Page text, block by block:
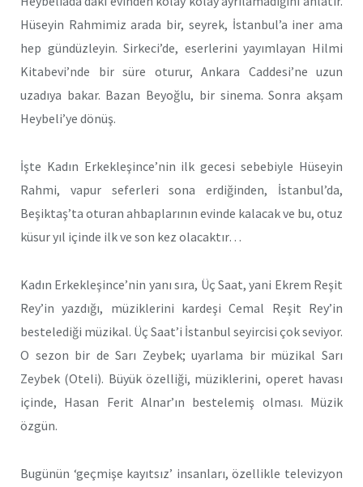
Hüseyin Rahmimiz arada bir, seyrek, İstanbul’a iner ama
hep gündüzleyin. Sirkeci’de, eserlerini yayımlayan Hilmi
Kitabevi’nde bir süre oturur, Ankara Caddesi’ne uzun
uzadıya bakar. Bazan Beyoğlu, bir sinema. Sonra akşam
Heybeli’ye dönüş.
İşte Kadın Erkekleşince’nin ilk gecesi sebebiyle Hüseyin
Rahmi, vapur seferleri sona erdiğinden, İstanbul’da,
Beşiktaş’ta oturan ahbaplarının evinde kalacak ve bu, otuz
küsur yıl içinde ilk ve son kez olacaktır…
Kadın Erkekleşince’nin yanı sıra, Üç Saat, yani Ekrem Reşit
Rey’in yazdığı, müziklerini kardeşi Cemal Reşit Rey’in
bestelediği müzikal. Üç Saat’i İstanbul seyircisi çok seviyor.
O sezon bir de Sarı Zeybek; uyarlama bir müzikal Sarı
Zeybek (Oteli). Büyük özelliği, müziklerini, operet havası
içinde, Hasan Ferit Alnar’ın bestelemiş olması. Müzik
özgün.
Bugünün ‘geçmişe kayıtsız’ insanları, özellikle televizyon